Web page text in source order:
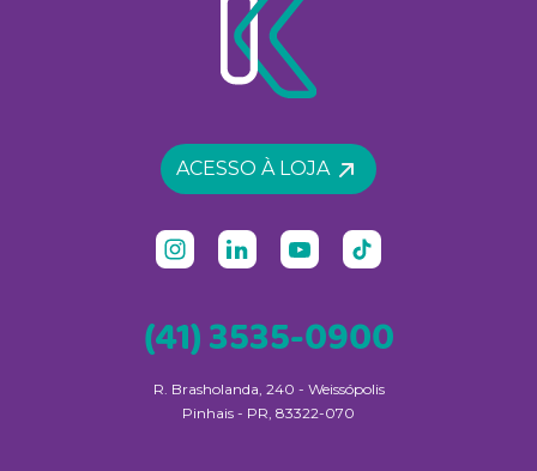
ACESSO À LOJA
(41) 3535-0900
R. Brasholanda, 240 - Weissópolis
Pinhais - PR, 83322-070